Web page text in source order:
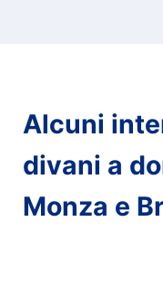
Alcuni
divani a
Monza e